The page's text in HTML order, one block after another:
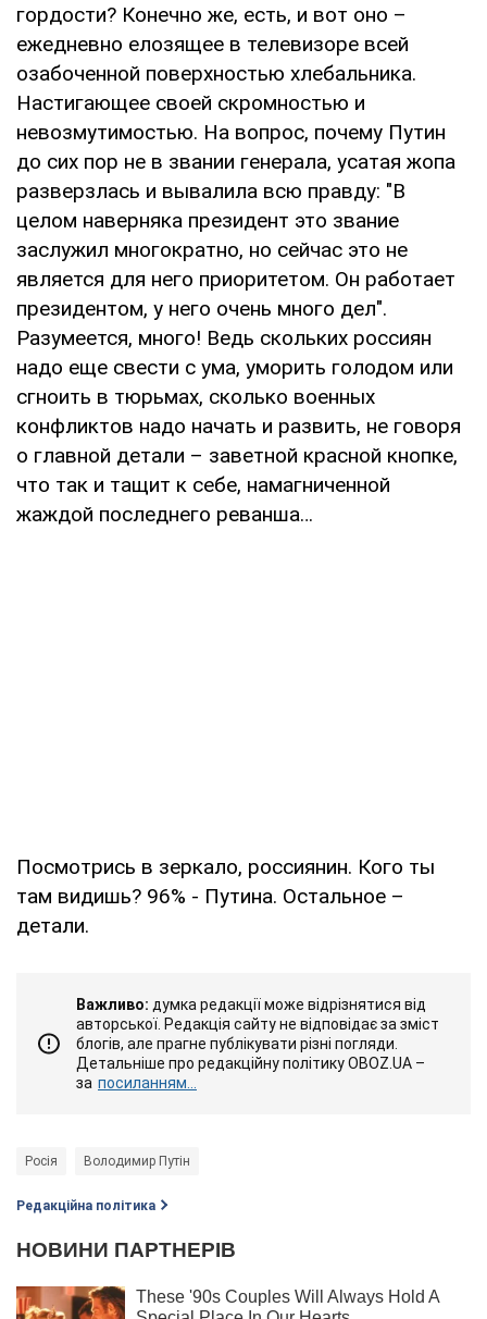
гордости? Конечно же, есть, и вот оно –
ежедневно елозящее в телевизоре всей
озабоченной поверхностью хлебальника.
Настигающее своей скромностью и
невозмутимостью. На вопрос, почему Путин
до сих пор не в звании генерала, усатая жопа
разверзлась и вывалила всю правду: "В
целом наверняка президент это звание
заслужил многократно, но сейчас это не
является для него приоритетом. Он работает
президентом, у него очень много дел".
Разумеется, много! Ведь скольких россиян
надо еще свести с ума, уморить голодом или
сгноить в тюрьмах, сколько военных
конфликтов надо начать и развить, не говоря
о главной детали – заветной красной кнопке,
что так и тащит к себе, намагниченной
жаждой последнего реванша…
Посмотрись в зеркало, россиянин. Кого ты
там видишь? 96% - Путина. Остальное –
детали.
Важливо: думка редакції може відрізнятися від
авторської. Редакція сайту не відповідає за зміст
блогів, але прагне публікувати різні погляди.
Детальніше про редакційну політику OBOZ.UA –
за посиланням...
Росія Володимир Путін
Редакційна політика